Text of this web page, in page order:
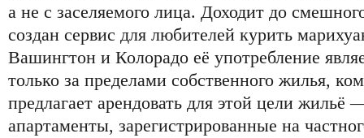
а не с заселяемого лица. Доходит до
создан сервис для любителей курить
Вашингтон и Колорадо её употребление
только за пределами собственного жилья,
предлагает арендовать для этой цели
апартаменты, зарегистрированные на